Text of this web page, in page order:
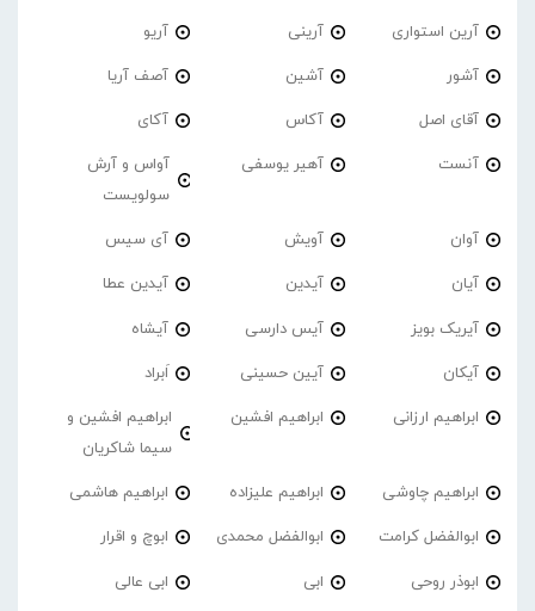
آرین استواری آرینی آریو
آشور آشین آصف آریا
آقای اصل آکاس آکای
آنست آهیر یوسفی
آواس و آرش
سولویست
آوان آویش آی سیس
آیان آیدین آیدین عطا
آیریک بویز آیس دارسی آیشاه
آیکان آیین حسینی اَبراد
ابراهیم ارزانی ابراهیم افشین
ابراهیم افشین و
سیما شاکریان
ابراهیم چاوشی ابراهیم علیزاده ابراهیم هاشمی
ابوالفضل کرامت ابوالفضل محمدی ابوچ و اقرار
ابوذر روحی ابی ابی عالی